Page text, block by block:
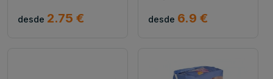
desde 2.75 € desde 6.9 €